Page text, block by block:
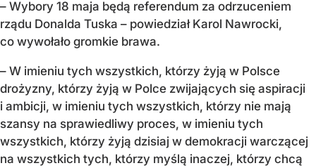
– Wybory 18 maja będą referendum za odrzuceniem
rządu Donalda Tuska – powiedział Karol Nawrocki,
co wywołało gromkie brawa.
– W imieniu tych wszystkich, którzy żyją w Polsce
drożyzny, którzy żyją w Polce zwijających się aspiracji
i ambicji, w imieniu tych wszystkich, którzy nie mają
szansy na sprawiedliwy proces, w imieniu tych
wszystkich, którzy żyją dzisiaj w demokracji warczącej
na wszystkich tych, którzy myślą inaczej, którzy chcą